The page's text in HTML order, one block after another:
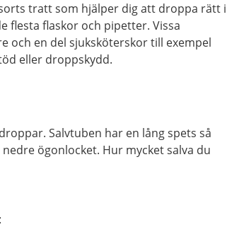
tratt som hjälper dig att droppa rätt i
flesta flaskor och pipetter. Vissa
och en del sjuksköterskor till exempel
eller droppskydd.
Salvtuben har en lång spets så
ögonlocket. Hur mycket salva du